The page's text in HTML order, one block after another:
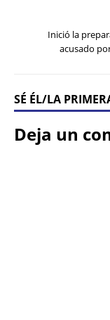
Inició la
acusado
SÉ ÉL/LA
Deja un